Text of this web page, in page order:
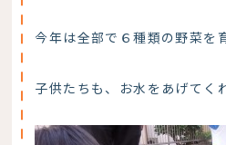
今年は全部で６種類の野菜を
子供たちも、お水をあげてく